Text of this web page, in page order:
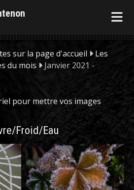
sur la page d'accueil
Les
du mois
Janvier 2021 -
pour mettre vos images
Froid/Eau